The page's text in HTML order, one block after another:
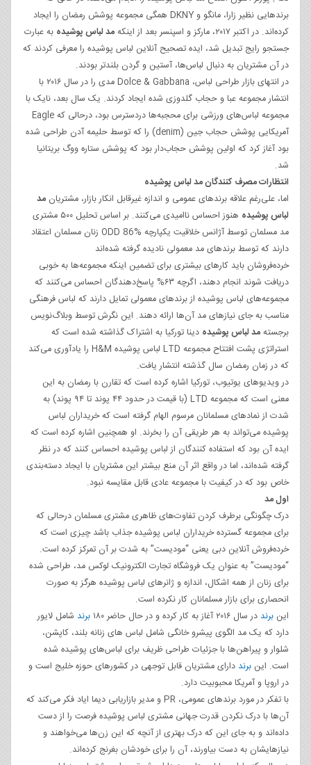
برندهایی نظیر زارا، مانگو و DKNY همگی مجموعه پوشش رمضان را ایجاد
کرده‌اند. در اکتبر ۲۰۱۷، مارکز و اسپنسر بعد از اینکه
مد لباس پوشیده به عبارت
جستجو رایج تبدیل شد، ایده تصحیح آنلاین لباس پوشیده را معرفی کردند که
در آن مشتریان به دنبال لباس‌ها، آستین و گردن بلندتر بودند.
در انتهای بازار طراحی لباس، Dolce & Gabbana مدی را در سال ۲۰۱۶ با
انتشار مجموعه عبا و حجاب گلدوزی شده ایجاد کردند. یک سال بعد، نایک با
مجموعه لباس‌های ورزشی برای محجبه‌ها دردسترس بود، درحالی که Eagle
آمریکایی پوشش حجاب جین (denim) را که توسط حلیمه آدن طراحی شده
بود آغاز کرد که اولین پوشش حجاب‌دار بود که پوشش ستاره ووگ بریتانیا
شد.
انتظارات مصرف کنندگان مد لباس پوشیده
اما، علی‌رغم علاقه برندهای عمومی و اندازه غیرقابل انکار بازار، مشتریان مد
لباس پوشیده
هنوز احساس ناامیدی می‌کنند. بر اساس تحلیل ۵۰۰ مشتری
مد مسلمان توسط آژانس خلاقیت یکپارچه ODD 86% زنان مسلمان اعتقاد
دارند که توسط برندهای مد معمولی نادیده گرفته شده‌اند
خرده‌فروشان باید کارهای بیشتری برای تضمین اینکه مجموعه‌ها به خوبی
دریافت شوند انجام دهند، اگرچه ۶۳% پاسخ‌دهندگان احساس می‌کنند که
مجموعه‌های لباس پوشیده از برندهای معمولی تمایل دارند که لباس فرهنگی
مناسب به جای نیازهای مد آن‌ها ارائه دهند. این نگرش توسط وبلاگ‌نویس
برجستهمد لباس پوشیده دینا تورکیا به اشتراک گذاشته شده است که
استراتژی پشت افتتاح مجموعه LTD لباس پوشیده H&M را یادآوری می‌کند
که در زمان رمضان سال گذشته انتشار یافت.
در ویدیوهای یوتیوب، تورکیا اشاره کرده است که تقارن با رمضان به این
معنی است که مجموعه LTD (با قیمت در حدود ۴۴ پوند تا ۹۴ پوند) به
شدت از نمادهای مسلمانان مرسوم الهام گرفته است که خریداران لباس
پوشیده می‌تواند به هر طریقی آن را بخرند. او همچنین اشاره کرده است که
ایده آن بود که استفاده کنندگان از لباس پوشیده احساس کنند که در نظر
گرفته شده‌اند، اما در واقع اثر آن منع بیشتر این مشتریان با ایجاد دسته‌بندی
خاص بود که در کیفیت با مجموعه عادی قابل مقایسه نبود.
اول مد
درک چگونگی برطرف کردن تفاوت‌های ظاهری مشتری مسلمان درحالی که
برای مجموعه گسترده خریداران لباس پوشیده جذاب باشد چیزی است که
خرده‌فروش آنلاین دبی یعنی “مودیست” به شدت بر آن تمرکز کرده است.
“مودیست” به عنوان یک فروشگاه تجارت الکترونیک لوکس مد، طراحی شده
برای زنان از همه اشکال، اندازه‌ و ژانرهای لباس پوشیده هرگز به صورت
انحصاری برای بازار مسلمانان کار نکرده است.
این برند در سال ۲۰۱۶ آغاز به کار کرده و در حال حاضر ۱۸۰ برند شامل لایور
دارد که یک مد الگوی پیشرو خانگی شامل لباس های زنانه بلند، کاپشن،
شلوار و پیراهن‌ها با جزئیات طراحی ظریف برای لباس‌های پوشیده شده
است. این برند دارای مشتریان قابل توجهی در کشورهای حوزه خلیج است و
در اروپا و آمریکا محبوبیت دارد.
با تفکر در مورد برندهای عمومی، PR و مدیر بازاریابی دیما ایاد فکر می‌کند که
آن‌ها با درک نکردن قدرت جهانی مشتری لباس پوشیده فرصت را از دست
داده‌اند و به جای این که درک بهتری از آنچه که این زن‌ها می‌خواهند و
نیازهایشان به دست بیاورند، آن را برای خودشان بغرنج کرده‌اند.